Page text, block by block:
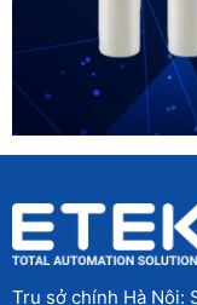
Trụ sở chính Hà Nội: